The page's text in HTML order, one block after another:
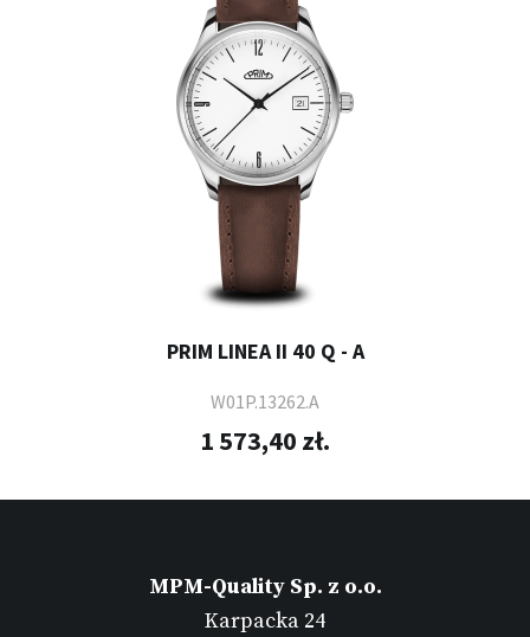
PRIM LINEA II 40 Q - A
W01P.13262.A
1 573,40 zł.
MPM-Quality Sp. z o.o.
Karpacka 24